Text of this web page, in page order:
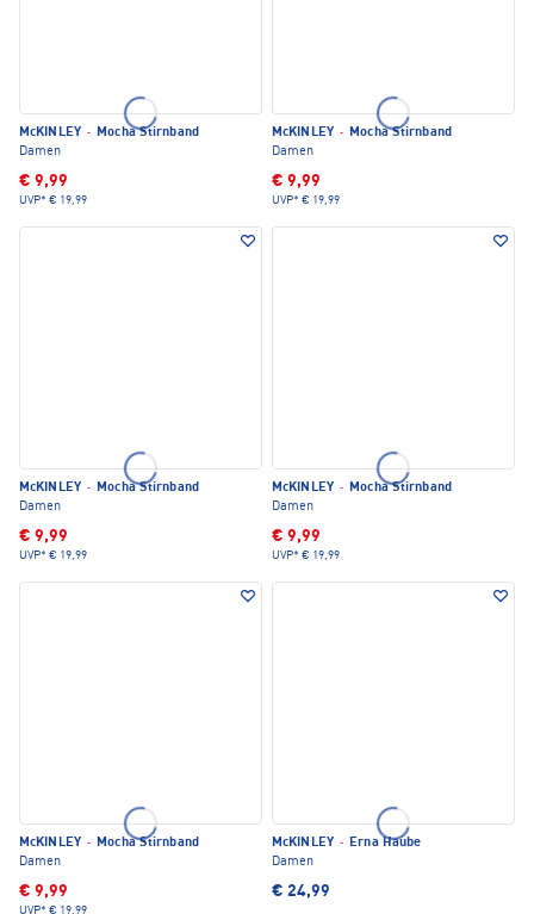
McKINLEY · Mocha Stirnband
Damen
€ 9,99
UVP* € 19,99
McKINLEY · Mocha Stirnband
Damen
€ 9,99
UVP* € 19,99
McKINLEY · Mocha Stirnband
Damen
€ 9,99
UVP* € 19,99
McKINLEY · Mocha Stirnband
Damen
€ 9,99
UVP* € 19,99
McKINLEY · Mocha Stirnband
Damen
€ 9,99
UVP* € 19,99
McKINLEY · Erna Haube
Damen
€ 24,99